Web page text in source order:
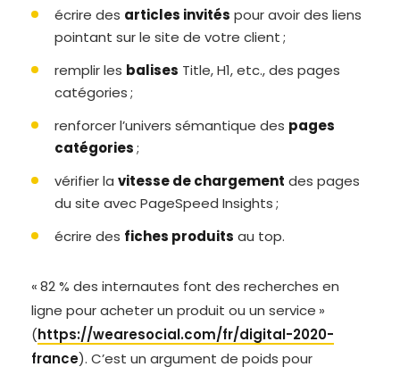
écrire des articles invités pour avoir des liens
pointant sur le site de votre client ;
remplir les balises Title, H1, etc., des pages
catégories ;
renforcer l’univers sémantique des pages
catégories;
vérifier la vitesse de chargement des pages
du site avec PageSpeed Insights ;
écrire des fiches produits au top.
« 82 % des internautes font des recherches en
ligne pour acheter un produit ou un service »
(https://wearesocial.com/fr/digital-2020-
france). C’est un argument de poids pour